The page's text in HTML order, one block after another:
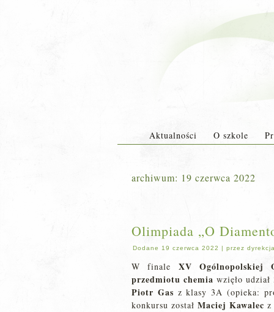
Aktualności O szkole
archiwum: 19 czerwca 2022
Olimpiada „O
Dodane 19 czerwca 2022 | przez
W finale XV Ogólnopolskiej
przedmiotu chemiawzięło
Piotr Gas z klasy 3A (opieka:
konkursu został Maciej Kawalec z